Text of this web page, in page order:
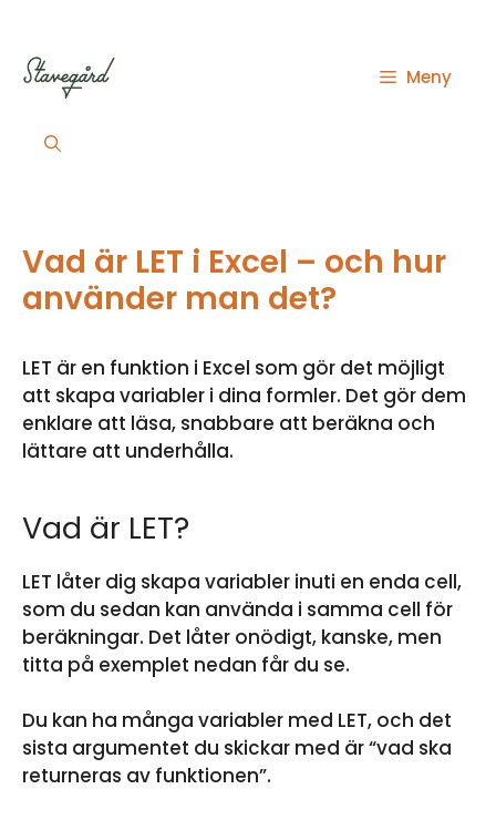
innehåll
Meny
Vad är LET i Excel – och hur
använder man det?
LET är en funktion i Excel som gör det möjligt
att skapa variabler i dina formler. Det gör dem
enklare att läsa, snabbare att beräkna och
lättare att underhålla.
Vad är LET?
LET låter dig skapa variabler inuti en enda cell,
som du sedan kan använda i samma cell för
beräkningar. Det låter onödigt, kanske, men
titta på exemplet nedan får du se.
Du kan ha många variabler med LET, och det
sista argumentet du skickar med är “vad ska
returneras av funktionen”.